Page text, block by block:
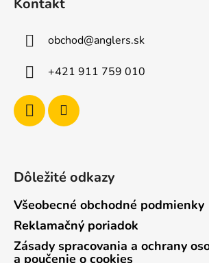
s
Kontakt
obchod@anglers.sk
+421 911 759 010
Dôležité odkazy
Všeobecné obchodné podmienky
Reklamačný poriadok
Zásady spracovania a ochrany
a poučenie o cookies